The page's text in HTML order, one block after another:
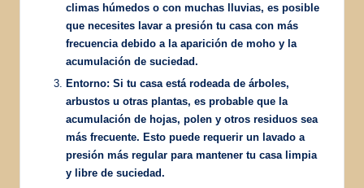
climas húmedos o con muchas lluvias, es posible
que necesites lavar a presión tu casa con más
frecuencia debido a la aparición de moho y la
acumulación de suciedad.
Entorno: Si tu casa está rodeada de árboles,
arbustos u otras plantas, es probable que la
acumulación de hojas, polen y otros residuos sea
más frecuente. Esto puede requerir un lavado a
presión más regular para mantener tu casa limpia
y libre de suciedad.